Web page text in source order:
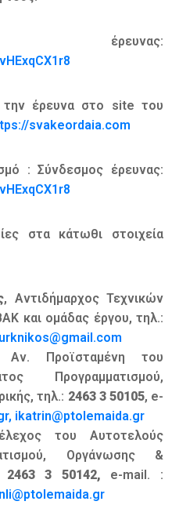
έρευνας:
την έρευνα στο site του
svakeordaia.com
: Σύνδεσμος έρευνας:
στα κάτωθι στοιχεία
, Αντιδήμαρχος Τεχνικών
και ομάδας έργου, τηλ.:
Αν. Προϊσταμένη του
Προγραμματισμού,
τηλ.: 2463 3 50105, e-
ikatrin@ptolemaida.gr
του Αυτοτελούς
Οργάνωσης &
2463 3 50142, e-mail. :